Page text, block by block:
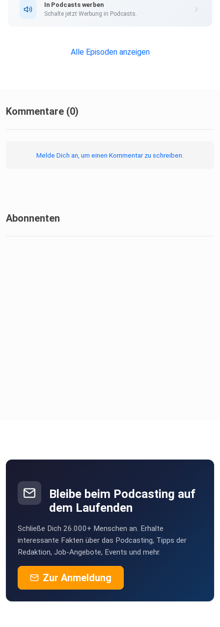
In Podcasts werben
Schalte jetzt Werbung in Podcasts.
Alle Episoden anzeigen
Kommentare (0)
Melde Dich an, um einen Kommentar zu schreiben.
Abonnenten
Bleibe beim Podcasting auf
dem Laufenden
Schließe Dich 26.000+ Menschen an. Erhalte
interessante Fakten über das Podcasting, Tipps der
Redaktion, Job-Angebote, Events und mehr.
Zur Anmeldung